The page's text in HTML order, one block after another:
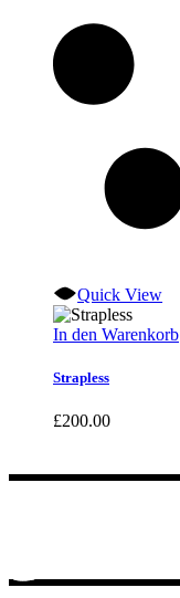
Quick View
In den Warenkorb
Strapless
£200.00